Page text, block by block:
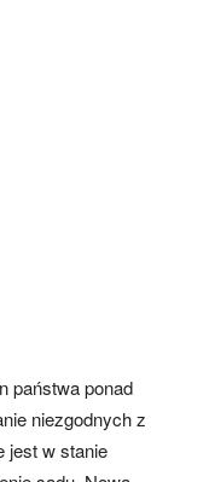
państwa ponad
niezgodnych z
jest w stanie